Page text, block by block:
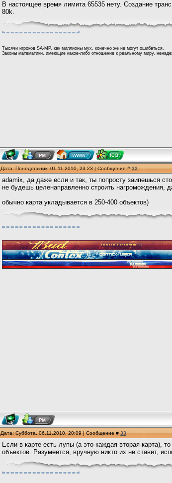
В настоящее время лимита 65535 нету. Создание
80k.
Тысячи игроков SA-MP, как миллионы мух, конечно же не могут ошибаться.
Законы математики, имеющие какое-либо отношение к реальному миру,
Дата: Понедельник, 01.11.2010, 23:23 | Сообщение #32
adamix, да даже если и так, ты попросту заипешься
не будешь целенаправленно строить нагромождения,
обычно карта укладывается в 250-400 объектов)
Дата: Суббота, 06.11.2010, 20:09 | Сообщение #33
Если в карте есть лупы (а это каждая вторая карта),
объектов. Разумеется, вручную никто их не ставит,